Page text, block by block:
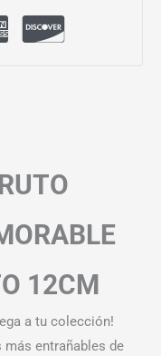
12CM
a tu colección!
más entrañables de